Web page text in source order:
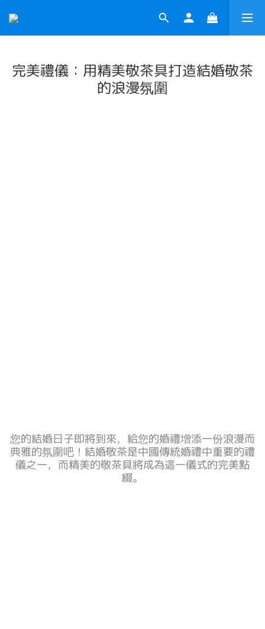
完美禮儀：用精美敬茶具打造結婚敬茶
的浪漫氛圍
您的結婚日子即將到來，給您的婚禮增添一份浪漫而
典雅的氛圍吧！結婚敬茶是中國傳統婚禮中重要的禮
儀之一，而精美的敬茶具將成為這一儀式的完美點
綴。